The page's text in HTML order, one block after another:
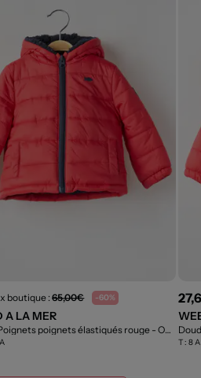
boutique :65,00€ -60%
A LA MER
poignets élastiqués rouge - Outlet
T :8 A